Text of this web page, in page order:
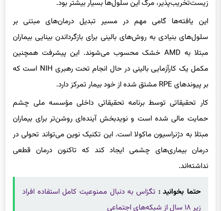
این یافته‌ها گامی مهم در مسیر تبدیل درمان‌های مبتنی بر
سلول‌های بنیادی به روش‌های بالینی برای بازگرداندن بینایی بیماران
مبتلا به AMD خشک محسوب می‌شوند. این پیشرفت همچنین
مکمل یک کارآزمایی بالینی در حال انجام تحت رهبری NIH است که
بر پیوندهای RPE مشتق شده از خود بیمار تمرکز دارد.
کار تحقیقاتی توسط برنامه تحقیقاتی داخلی مؤسسه ملی چشم
حمایت مالی شده است و نویدبخش آینده‌ای روشن‌تر برای بیماران
مبتلا به دژنراسیون ماکولا است. این تکنیک نوین می‌تواند تحولی در
درمان بیماری‌های چشمی ایجاد کند که تاکنون درمان قطعی
نداشته‌اند.
زیر ۱۸ سال از شبکه‌های اجتماعی